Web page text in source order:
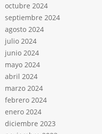
octubre 2024
septiembre 2024
agosto 2024
julio 2024
junio 2024
mayo 2024
abril 2024
marzo 2024
febrero 2024
enero 2024
diciembre 2023